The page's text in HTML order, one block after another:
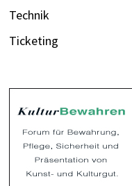
Technik
Ticketing